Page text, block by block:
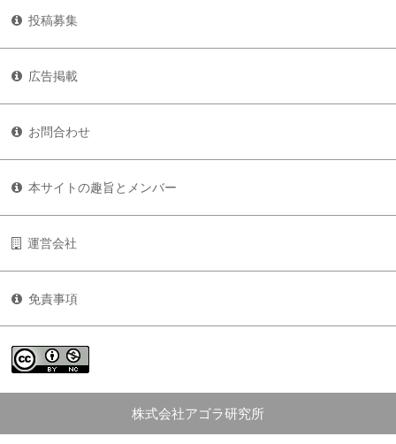
投稿募集
広告掲載
お問合わせ
本サイトの趣旨とメンバー
運営会社
免責事項
株式会社アゴラ研究所